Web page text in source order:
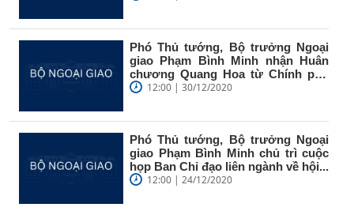
Phó Thủ tướng, Bộ trưởng Ngoại
giao Phạm Bình Minh nhận Huân
chương Quang Hoa từ Chính phủ
Hàn Quốc
12:00 | 30/12/2020
Phó Thủ tướng, Bộ trưởng Ngoại
giao Phạm Bình Minh chủ trì cuộc
họp Ban Chỉ đạo liên ngành về hội...
12:00 | 24/12/2020